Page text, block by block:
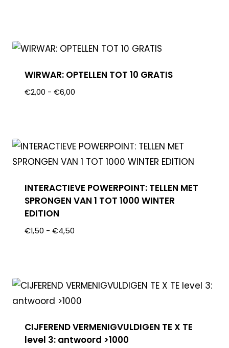
WIRWAR: OPTELLEN TOT 10 GRATIS
€2,00 - €6,00
INTERACTIEVE POWERPOINT: TELLEN MET
SPRONGEN VAN 1 TOT 1000 WINTER
EDITION
€1,50 - €4,50
CIJFEREND VERMENIGVULDIGEN TE X TE
level 3: antwoord >1000